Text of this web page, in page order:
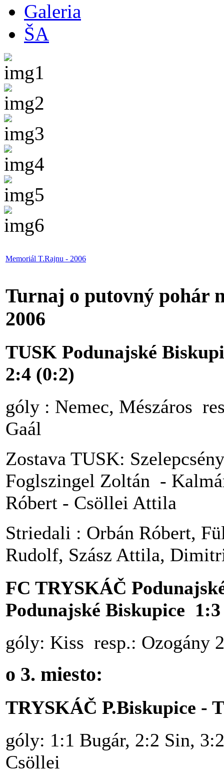
Galeria
ŠA
Memoriál T.Rajnu - 2006
Turnaj o putovný pohár
2006
TUSK Podunajské
2:4 (0:2)
góly : Nemec, Mészáros
Gaál
Zostava TUSK:
Foglszingel Zoltán -
Róbert - Csöllei Attila
Striedali : Orbán Róbert,
Rudolf, Szász Attila,
FC TRYSKÁČ
Podunajské Biskupice
góly: Kiss resp.: Ozogány
o 3. miesto:
TRYSKÁČ P.Biskupice
góly: 1:1 Bugár, 2:2 Sin,
Csöllei